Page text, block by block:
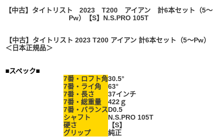
【中古】タイトリスト 2023 T200 アイアン 計6本セット（5～
Pw）【S】N.S.PRO 105T
【中古】タイトリスト 2023 T200 アイアン 計6本セット（5～Pw）
＜日本正規品＞
■スペック■
7番・ロフト角
7番・ライ角
30.5°
63°
7番・長さ
37インチ
7番・ 総重量
422ｇ
7番・ バランスD0.5
シャフト
N.S.PRO 105T
硬さ
【S】
グリップ
純正